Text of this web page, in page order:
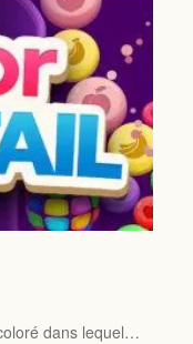
dans lequel…